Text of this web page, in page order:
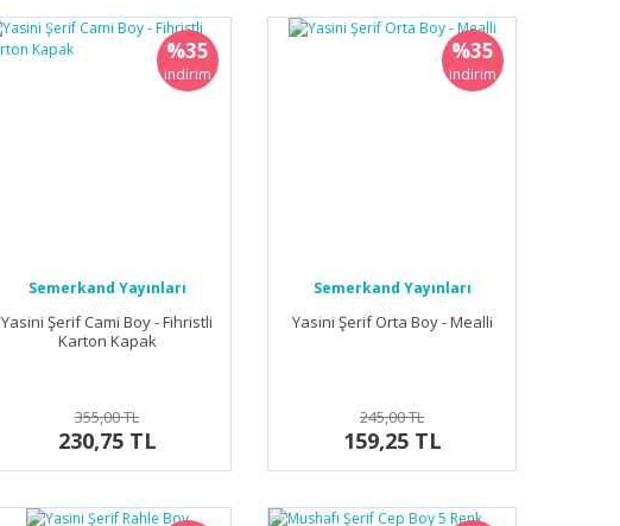
%35
indirim
Semerkand Yayınları
Yasini Şerif Cami Boy - Fihristli
Karton Kapak
355,00 TL
230,75 TL
%35
indirim
Semerkand Yayınları
Yasini Şerif Orta Boy - Mealli
245,00 TL
159,25 TL